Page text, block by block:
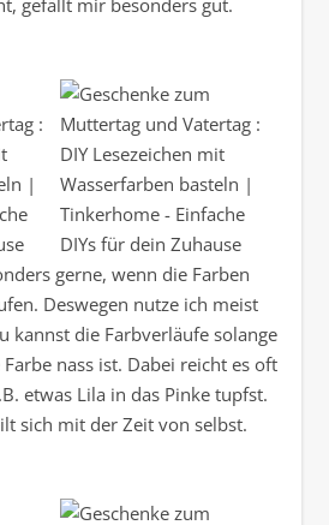
gefällt mir besonders gut.
gerne, wenn die Farben
Deswegen nutze ich meist
kannst die Farbverläufe solange
nass ist. Dabei reicht es oft
etwas Lila in das Pinke tupfst.
sich mit der Zeit von selbst.